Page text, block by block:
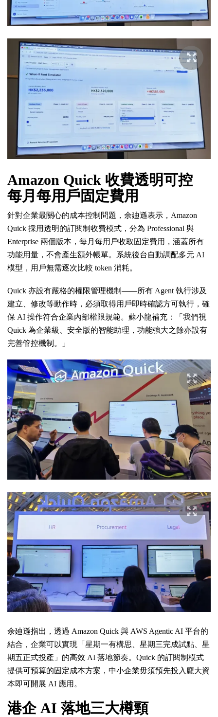
Amazon Quick 收費透明可控
每月每用戶固定費用
針對企業最關心的成本控制問題，余廸遜表示，Amazon
Quick 採用透明的訂閱制收費模式，分為 Professional 與
Enterprise 兩個版本，每月每用戶收取固定費用，涵蓋所有
功能用量，不會產生額外帳單。系統後台自動調配多元 AI
模型，用戶無需逐次比較 token 消耗。
Quick 亦設有嚴格的權限管理機制——所有 Agent 執行涉及
建立、修改等動作時，必須取得用戶即時確認方可執行，確
保 AI 操作符合企業內部權限規範。蘇小龍補充：「我們視
Quick 為企業級、安全版的智能助理，功能強大之餘亦設有
完善管控機制。」
余廸遜指出，透過 Amazon Quick 與 AWS Agentic AI 平台的
結合，企業可以實現「星期一有構思、星期三完成試點、星
期五正式投產」的高效 AI 落地節奏。Quick 的訂閱制模式
提供可預算的固定成本方案，中小企業毋須預先投入龐大資
本即可開展 AI 應用。
港企 AI 落地三大樽頸